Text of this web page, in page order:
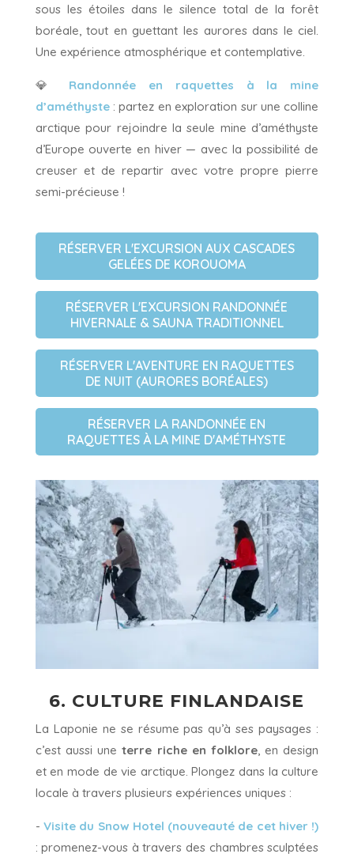
sous les étoiles dans le silence total de la forêt
boréale, tout en guettant les aurores dans le ciel.
Une expérience atmosphérique et contemplative.
💎 Randonnée en raquettes à la mine
d’améthyste : partez en exploration sur une colline
arctique pour rejoindre la seule mine d’améthyste
d’Europe ouverte en hiver — avec la possibilité de
creuser et de repartir avec votre propre pierre
semi-précieuse !
RÉSERVER L'EXCURSION AUX CASCADES
GELÉES DE KOROUOMA
RÉSERVER L'EXCURSION RANDONNÉE
HIVERNALE & SAUNA TRADITIONNEL
RÉSERVER L'AVENTURE EN RAQUETTES
DE NUIT (AURORES BORÉALES)
RÉSERVER LA RANDONNÉE EN
RAQUETTES À LA MINE D'AMÉTHYSTE
6. CULTURE FINLANDAISE
La Laponie ne se résume pas qu’à ses paysages :
c’est aussi uneterre riche en folklore, en design
et en mode de vie arctique. Plongez dans la culture
locale à travers plusieurs expériences uniques :
- Visite du Snow Hotel (nouveauté de cet hiver !)
: promenez-vous à travers des chambres sculptées